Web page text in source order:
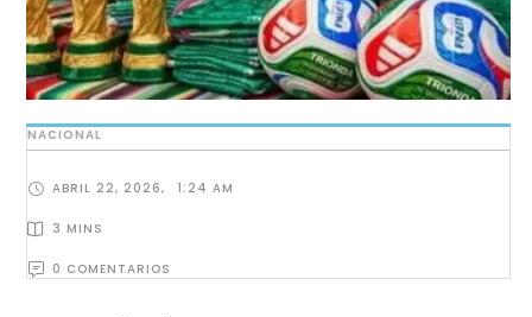
NACIONAL
ABRIL 22, 2026, 1:24 AM
3 MINS
0 COMENTARIOS